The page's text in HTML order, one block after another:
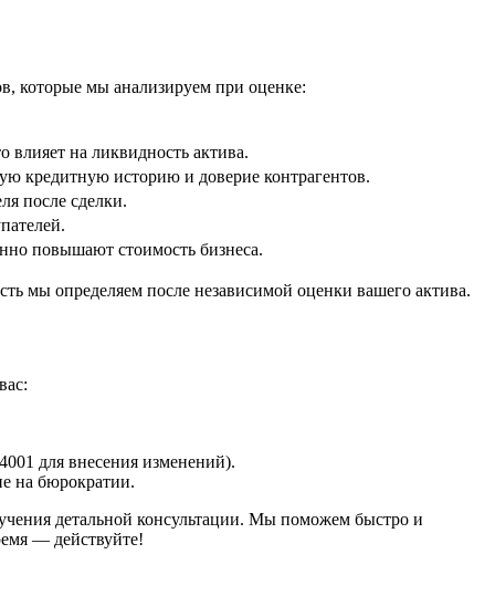
которые мы анализируем при оценке:
на ликвидность актива.
кредитную историю и доверие контрагентов.
после сделки.
повышают стоимость бизнеса.
мы определяем после независимой оценки вашего актива.
для внесения изменений).
на бюрократии.
детальной консультации. Мы поможем быстро и
— действуйте!